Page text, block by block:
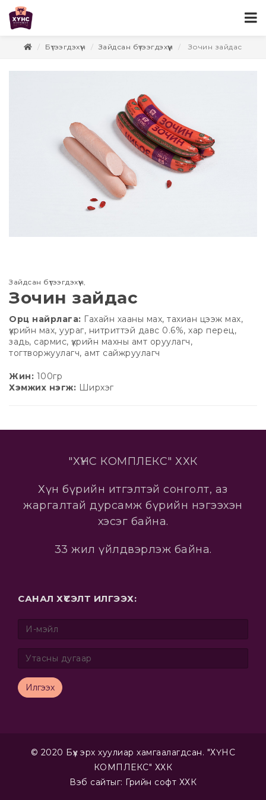
Бүтээгдэхүүн Зайдсан бүтээгдэхүүн Зочин зайдас
Зайдсан бүтээгдэхүүн,
Зочин зайдас
Орц найрлага: Гахайн хааны мах, тахиан цээж мах,
үхрийн мах, уураг, нитриттэй давс 0.6%, хар перец,
задь, сармис, үхрийн махны амт оруулагч,
тогтворжуулагч, амт сайжруулагч
Жин: 100гр
Хэмжих нэгж: Ширхэг
"ХҮНС КОМПЛЕКС" ХХК
Хүн бүрийн итгэлтэй сонголт, аз
жаргалтай дурсамж бүрийн нэгээхэн
хэсэг байна.
33 жил үйлдвэрлэж байна.
САНАЛ ХҮСЭЛТ ИЛГЭЭХ:
Илгээх
© 2020 Бүх эрх хуулиар хамгаалагдсан. "ХҮНС
КОМПЛЕКС" ХХК
Вэб сайтыг: Грийн софт ХХК